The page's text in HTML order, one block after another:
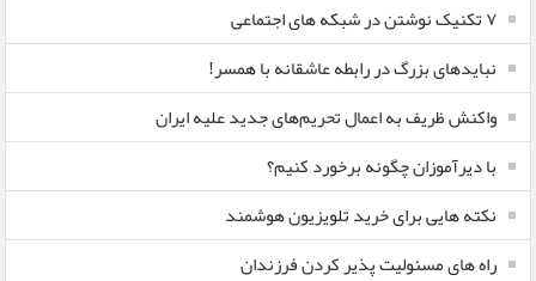
۷ تکنیک نوشتن در شبکه های اجتماعی
نبایدهای بزرگ در رابطه عاشقانه با همسر!
واکنش ظریف به اعمال تحریم‌های جدید علیه ایران
با دیرآموزان چگونه برخورد کنیم؟
نکته هایی برای خرید تلویزیون هوشمند
راه های مسئولیت پذیر کردن فرزندان